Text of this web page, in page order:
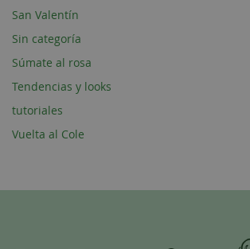
San Valentín
Sin categoría
Súmate al rosa
Tendencias y looks
tutoriales
Vuelta al Cole